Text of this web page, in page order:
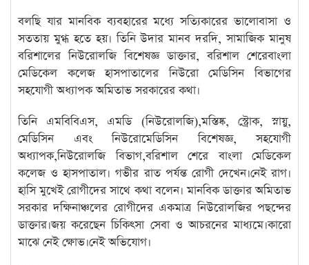
বলছি যার মানবিক ব্যবহারের মধ্যে সত্যিকারের ভালোবাসা ও
সততায় মুগ্ধ হতে হয়। তিনি উদার মানব দরদি, সামাজিক মানুষ
বরিশালের নিউরোলজি বিশেষজ্ঞ ডাক্তার, বরিশাল শেরেবাংলা
মেডিকেল কলেজ হাসপাতালের নিউরো মেডিসিন বিভাগের
সহযোগী অধ্যাপক অমিতাভ সরকারের কথা।
তিনি এমবিবিএস, এমডি (নিউরোলজি),মস্তিষ্ক, স্ট্রোক, স্নায়ু,
মেডিসিন এবং নিউরোমেডিসিন বিশেষজ্ঞ, সহযোগী
অধ্যাপক,নিউরোলজি বিভাগ,বরিশাল শেরে বাংলা মেডিকেল
কলেজ ও হাসপাতাল। গভীর রাত পর্যন্ত রোগী দেখেন।নেই রাগ।
হাসি মুখেই রোগীদের সাথে কথা বলেন। মানবিক ডাক্তার অমিতাভ
সরকার দক্ষিনাঞ্চলের রোগীদের একমাত্র নিউরোলজির পছন্দের
ডাক্তার।জয় করেছেন চিকিৎসা সেবা ও আচরনের মাধ্যমে।কারো
মাঝে নেই ক্ষোভ।নেই অভিযোগ।